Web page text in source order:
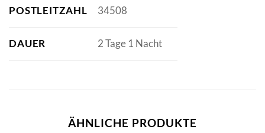
POSTLEITZAHL 34508
DAUER 2 Tage 1 Nacht
ÄHNLICHE PRODUKTE